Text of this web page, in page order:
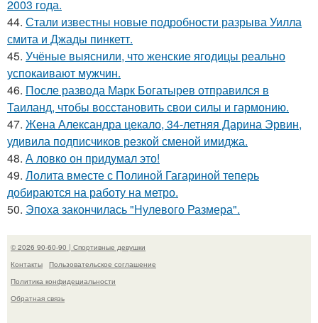
2003 года.
44. Стали известны новые подробности разрыва Уилла
смита и Джады пинкетт.
45. Учёные выяснили, что женские ягодицы реально
успокаивают мужчин.
46. После развода Марк Богатырев отправился в
Таиланд, чтобы восстановить свои силы и гармонию.
47. Жена Александра цекало, 34-летняя Дарина Эрвин,
удивила подписчиков резкой сменой имиджа.
48. А ловко он придумал это!
49. Лолита вместе с Полиной Гагариной теперь
добираются на работу на метро.
50. Эпоха закончилась "Нулевого Размера".
© 2026 90-60-90 | Спортивные девушки
Контакты
Пользовательское соглашение
Политика конфидециальности
Обратная связь